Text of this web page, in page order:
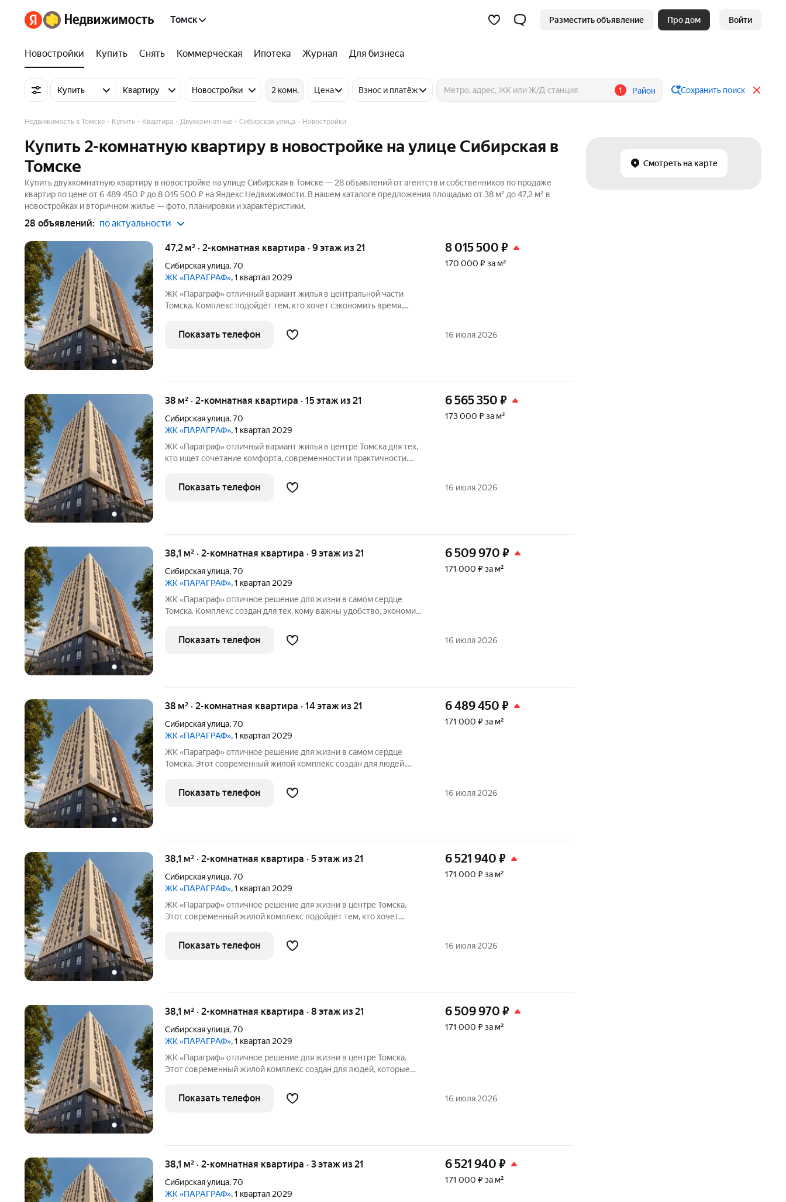
Томск Разместить объявление Про дом Войти
Новостройки Купить Снять Коммерческая Ипотека Журнал Для бизнеса
Купить Квартиру Новостройки 2 комн. Цена Взнос и платёж 1 Район Сохранить поиск
Смотреть на карте
Недвижимость в Томске Купить Квартира Двухкомнатные Сибирская улица Новостройки
Купить 2-комнатную квартиру в новостройке на улице Сибирская в
Томске
Купить двухкомнатную квартиру в новостройке на улице Сибирская в Томске — 28 объявлений от агентств и собственников по продаже
квартир по цене от 6 489 450 ₽ до 8 015 500 ₽ на Яндекс Недвижимости. В нашем каталоге предложения площадью от 38 м² до 47,2 м² в
новостройках и вторичном жилье — фото, планировки и характеристики.
28 объявлений: по актуальности
47,2 м² · 2-комнатная квартира · 9 этаж из 21
Сибирская улица,70
ЖК «ПАРАГРАФ», 1 квартал 2029
ЖК «Параграф» отличный вариант жилья в центральной части
Томска. Комплекс подойдёт тем, кто хочет сэкономить время,
Расположение одно из главных преимуществ: рядом находятся
места работы и учёбы,
8 015 500 ₽
170 000 ₽ за м²
Показать телефон 16 июля 2026
38 м² · 2-комнатная квартира · 15 этаж из 21
Сибирская улица,70
ЖК «ПАРАГРАФ», 1 квартал 2029
ЖК «Параграф» отличный вариант жилья в центре Томска для тех,
кто ищет сочетание комфорта, современности и практичности.
места работы и учёбы, парки и популярные заведения. Вам
больше не
6 565 350 ₽
173 000 ₽ за м²
Показать телефон 16 июля 2026
38,1 м² · 2-комнатная квартира · 9 этаж из 21
Сибирская улица,70
ЖК «ПАРАГРАФ», 1 квартал 2029
ЖК «Параграф» отличное решение для жизни в самом сердце
Томска. Комплекс создан для тех, кому важны удобство, экономия
быть в гуще городской жизни: рядом места работы и учёбы,
зелёные зоны и
6 509 970 ₽
171 000 ₽ за м²
Показать телефон 16 июля 2026
38 м² · 2-комнатная квартира · 14 этаж из 21
Сибирская улица,70
ЖК «ПАРАГРАФ», 1 квартал 2029
ЖК «Параграф» отличное решение для жизни в самом сердце
Томска. Этот современный жилой комплекс создан для людей,
выбирать рациональные решения. Расположение одно из главных
преимуществ: рядом
6 489 450 ₽
171 000 ₽ за м²
Показать телефон 16 июля 2026
38,1 м² · 2-комнатная квартира · 5 этаж из 21
Сибирская улица,70
ЖК «ПАРАГРАФ», 1 квартал 2029
ЖК «Параграф» отличное решение для жизни в центре Томска.
Этот современный жилой комплекс подойдёт тем, кто хочет
решения. Расположение комплекса позволит вам быть в гуще
городской жизни:
6 521 940 ₽
171 000 ₽ за м²
Показать телефон 16 июля 2026
38,1 м² · 2-комнатная квартира · 8 этаж из 21
Сибирская улица,70
ЖК «ПАРАГРАФ», 1 квартал 2029
ЖК «Параграф» отличное решение для жизни в центре Томска.
Этот современный жилой комплекс создан для людей, которые
взвешенные решения. Расположение комплекса одно из его
главных преимуществ:
6 509 970 ₽
171 000 ₽ за м²
Показать телефон 16 июля 2026
38,1 м² · 2-комнатная квартира · 3 этаж из 21
Сибирская улица,70
ЖК «ПАРАГРАФ», 1 квартал 2029
6 521 940 ₽
171 000 ₽ за м²